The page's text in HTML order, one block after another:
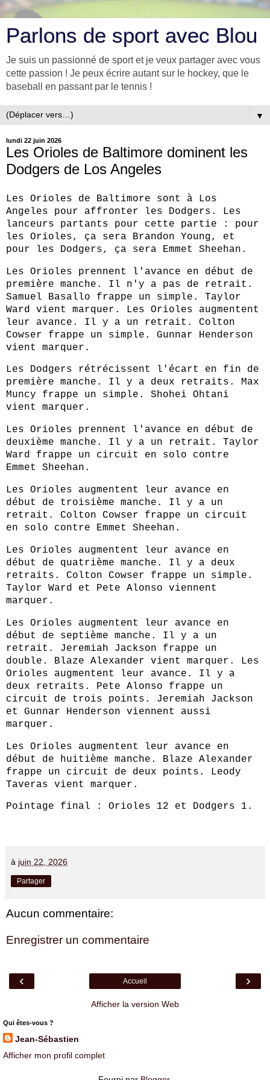
Parlons de sport avec Blou
Je suis un passionné de sport et je veux partager avec vous
cette passion ! Je peux écrire autant sur le hockey, que le
baseball en passant par le tennis !
▼
lundi 22 juin 2026
Les Orioles de Baltimore dominent les
Dodgers de Los Angeles
Les Orioles de Baltimore sont à Los
Angeles pour affronter les Dodgers. Les
lanceurs partants pour cette partie : pour
les Orioles, ça sera Brandon Young, et
pour les Dodgers, ça sera Emmet Sheehan.
Les Orioles prennent l'avance en début de
première manche. Il n'y a pas de retrait.
Samuel Basallo frappe un simple. Taylor
Ward vient marquer. Les Orioles augmentent
leur avance. Il y a un retrait. Colton
Cowser frappe un simple. Gunnar Henderson
vient marquer.
Les Dodgers rétrécissent l'écart en fin de
première manche. Il y a deux retraits. Max
Muncy frappe un simple. Shohei Ohtani
vient marquer.
Les Orioles prennent l'avance en début de
deuxième manche. Il y a un retrait. Taylor
Ward frappe un circuit en solo contre
Emmet Sheehan.
Les Orioles augmentent leur avance en
début de troisième manche. Il y a un
retrait. Colton Cowser frappe un circuit
en solo contre Emmet Sheehan.
Les Orioles augmentent leur avance en
début de quatrième manche. Il y a deux
retraits. Colton Cowser frappe un simple.
Taylor Ward et Pete Alonso viennent
marquer.
Les Orioles augmentent leur avance en
début de septième manche. Il y a un
retrait. Jeremiah Jackson frappe un
double. Blaze Alexander vient marquer. Les
Orioles augmentent leur avance. Il y a
deux retraits. Pete Alonso frappe un
circuit de trois points. Jeremiah Jackson
et Gunnar Henderson viennent aussi
marquer.
Les Orioles augmentent leur avance en
début de huitième manche. Blaze Alexander
frappe un circuit de deux points. Leody
Taveras vient marquer.
Pointage final : Orioles 12 et Dodgers 1.
à juin 22, 2026
Partager
Aucun commentaire:
Enregistrer un commentaire
‹ ›
Accueil
Afficher la version Web
Qui êtes-vous ?
Jean-Sébastien
Afficher mon profil complet